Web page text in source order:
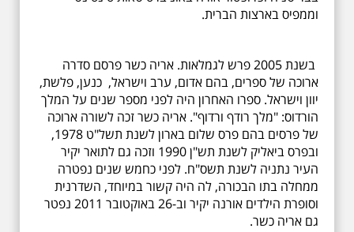
וממפיס בארצות הברית.
בשנת 2005 פרש לגמלאות. אריה כשר פרסם סדרה
ארוכה של ספרים, בהם אדום, ערב וישראל, כנען, פלשת,
יוון וישראל. ספרו האחרון היה לפני מספר שנים על המלך
הורדוס: "מלך רודף ורדוף". אריה כשר זכה לשורה ארוכה
של פרסים בהם פרס שלום בארון לשנת תשל"ט 1978,
ובפרס ביאליק לשנת תש"ן 1990 וזכה גם לתואר יקיר
העיר נתניה לשנת תשס"ח. לפני כחמש שנים נפטרה
ממחלה בתו הבכורה, לה היה קשור במיוחד, השדרנית
וסופרת הילדים אורנה יקיר וב-26 באוקטובר 2011 נפטר
גם אריה כשר.